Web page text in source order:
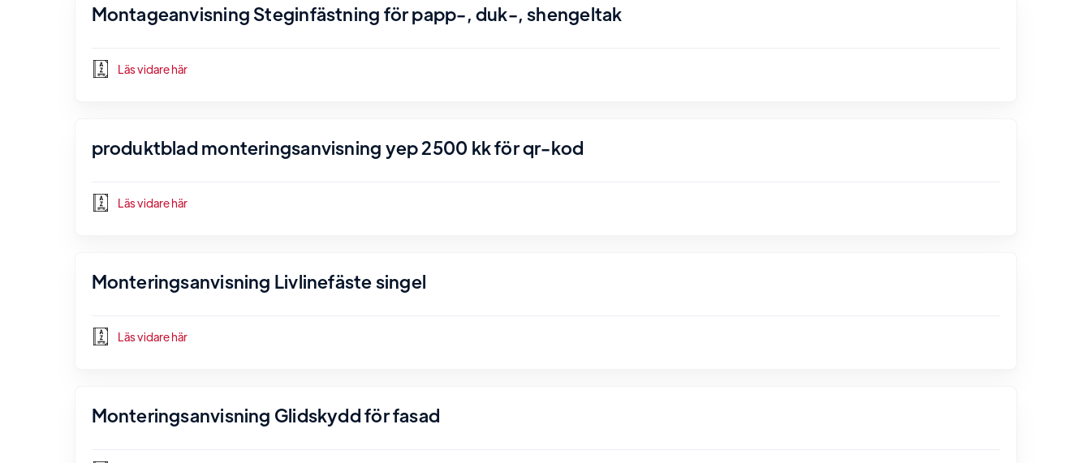
Montageanvisning Steginfästning för papp-, duk-, shengeltak
Läs vidare här
produktblad monteringsanvisning yep 2500 kk för qr-kod
Läs vidare här
Monteringsanvisning Livlinefäste singel
Läs vidare här
Monteringsanvisning Glidskydd för fasad